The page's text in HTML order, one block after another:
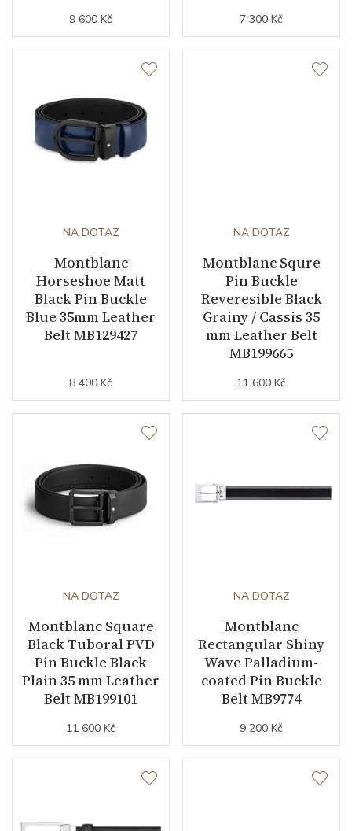
9 600 Kč 7 300 Kč
NA DOTAZ
Montblanc
Horseshoe Matt
Black Pin Buckle
Blue 35mm Leather
Belt MB129427
8 400 Kč
NA DOTAZ
Montblanc Squre
Pin Buckle
Reveresible Black
Grainy / Cassis 35
mm Leather Belt
MB199665
11 600 Kč
NA DOTAZ
Montblanc Square
Black Tuboral PVD
Pin Buckle Black
Plain 35 mm Leather
Belt MB199101
11 600 Kč
NA DOTAZ
Montblanc
Rectangular Shiny
Wave Palladium-
coated Pin Buckle
Belt MB9774
9 200 Kč